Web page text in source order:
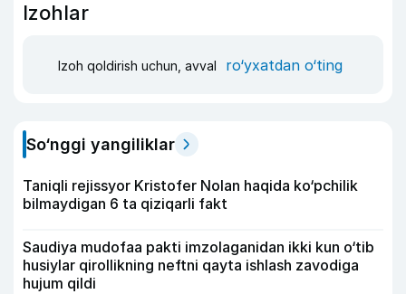
Izohlar
Izoh qoldirish uchun, avval ro‘yxatdan o‘ting
So‘nggi yangiliklar
Taniqli rejissyor Kristofer Nolan haqida ko‘pchilik
bilmaydigan 6 ta qiziqarli fakt
Saudiya mudofaa pakti imzolaganidan ikki kun o‘tib
husiylar qirollikning neftni qayta ishlash zavodiga
hujum qildi